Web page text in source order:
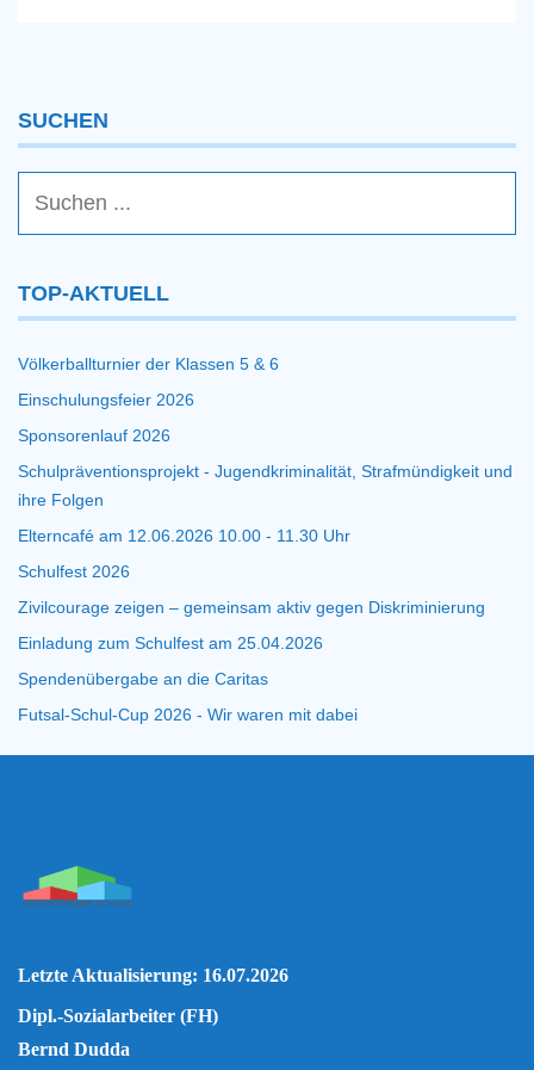
SUCHEN
TOP-AKTUELL
Völkerballturnier der Klassen 5 & 6
Einschulungsfeier 2026
Sponsorenlauf 2026
Schulpräventionsprojekt - Jugendkriminalität, Strafmündigkeit und
ihre Folgen
Elterncafé am 12.06.2026 10.00 - 11.30 Uhr
Schulfest 2026
Zivilcourage zeigen – gemeinsam aktiv gegen Diskriminierung
Einladung zum Schulfest am 25.04.2026
Spendenübergabe an die Caritas
Futsal-Schul-Cup 2026 - Wir waren mit dabei
Letzte Aktualisierung: 16.07.2026
Dipl.-Sozialarbeiter (FH)
Bernd Dudda